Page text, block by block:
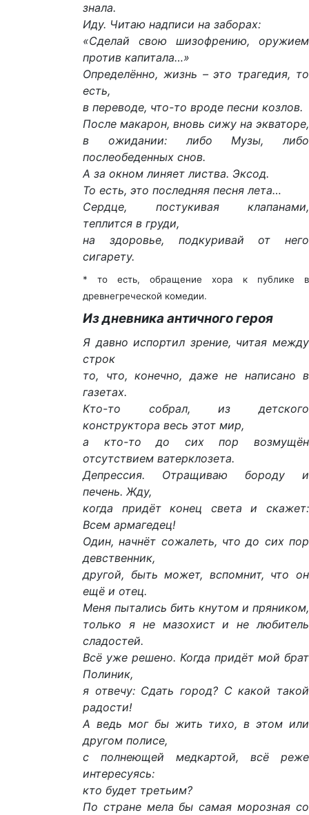
знала.
Иду. Читаю надписи на заборах:
«Сделай свою шизофрению, оружием
против капитала…»
Определённо, жизнь – это трагедия, то
есть,
в переводе, что-то вроде песни козлов.
После макарон, вновь сижу на экваторе,
в ожидании: либо Музы, либо
послеобеденных снов.
А за окном линяет листва. Эксод.
То есть, это последняя песня лета…
Сердце, постукивая клапанами,
теплится в груди,
на здоровье, подкуривай от него
сигарету.
* то есть, обращение хора к публике в
древнегреческой комедии.
Из дневника античного героя
Я давно испортил зрение, читая между
строк
то, что, конечно, даже не написано в
газетах.
Кто-то собрал, из детского
конструктора весь этот мир,
а кто-то до сих пор возмущён
отсутствием ватерклозета.
Депрессия. Отращиваю бороду и
печень. Жду,
когда придёт конец света и скажет:
Всем армагедец!
Один, начнёт сожалеть, что до сих пор
девственник,
другой, быть может, вспомнит, что он
ещё и отец.
Меня пытались бить кнутом и пряником,
только я не мазохист и не любитель
сладостей.
Всё уже решено. Когда придёт мой брат
Полиник,
я отвечу: Сдать город? С какой такой
радости!
А ведь мог бы жить тихо, в этом или
другом полисе,
с полнеющей медкартой, всё реже
интересуясь:
кто будет третьим?
По стране мела бы самая морозная со